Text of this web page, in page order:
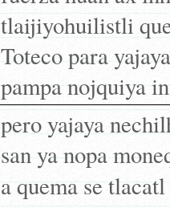
tlaijiyohuilistli
Toteco para
pampa nojquiya
pero yajaya
san ya nopa
a quema se